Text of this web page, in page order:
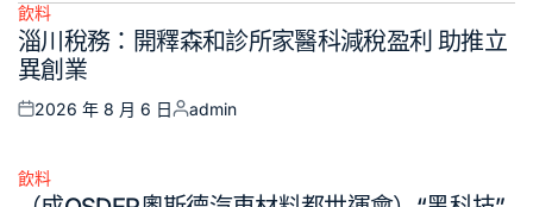
Posted
in
飲料
淄川稅務：開釋森和診所家醫科減稅盈利 助推立
異創業
Posted
2026 年 8 月 6 日
Posted
admin
Posted
飲料